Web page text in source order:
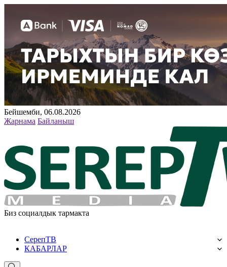
Бейшемби, 06.08.2026
Жарнама Байланыш
Биз социалдык тармакта
СерепТВ
КАБАРЛАР